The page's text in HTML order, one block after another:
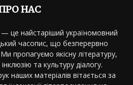
НАС
— це найстаріший україномовний
часопис, що безперервно
пропагуємо якісну літературу,
та культуру діалогу.
наших матеріалів вітається за